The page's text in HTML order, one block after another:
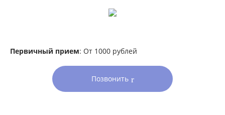
Первичный прием: От 1000 рублей
Позвонить